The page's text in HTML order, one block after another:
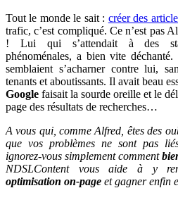
Tout le monde le sait : créer des
trafic, c’est compliqué. Ce n’est pas
! Lui qui s’attendait à des
phénoménales, a bien vite déchanté.
semblaient s’acharner contre lui,
tenants et aboutissants. Il avait beau
Google faisait la sourde oreille et le
page des résultats de recherches…
A vous qui, comme Alfred, êtes des
que vos problèmes ne sont pas
ignorez-vous simplement comment
NDSLContent vous aide à y
optimisation on-page et gagner enfin